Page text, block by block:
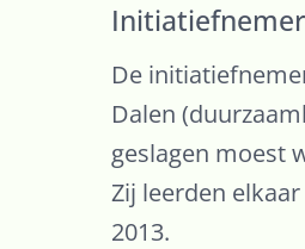
De
Dalen
geslagen moest
Zij leerden
2013.